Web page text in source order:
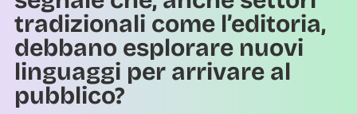
tradizionali come l’editoria,
debbano esplorare nuovi
linguaggi per arrivare al
pubblico?